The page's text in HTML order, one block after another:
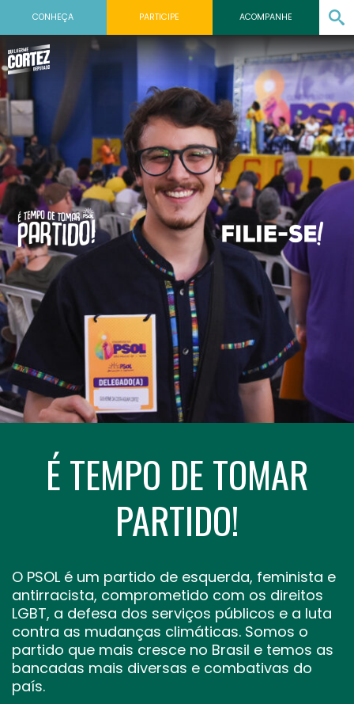
CONHEÇA PARTICIPE ACOMPANHE
É TEMPO DE TOMAR
PARTIDO!
O PSOL é um partido de esquerda, feminista e
antirracista, comprometido com os direitos
LGBT, a defesa dos serviços públicos e a luta
contra as mudanças climáticas. Somos o
partido que mais cresce no Brasil e temos as
bancadas mais diversas e combativas do
país.